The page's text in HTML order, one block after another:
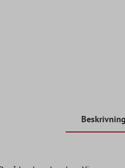
Beskrivning